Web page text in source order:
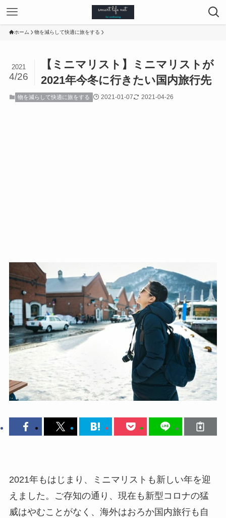
ホーム 物を減らして快適に旅をする
【ミニマリスト】ミニマリストが
2021年今冬に行きたい国内旅行先
2021
4/26
物を減らして快適に旅をする 2021-01-07 2021-04-26
2021年もはじまり、ミニマリストも新しい年を迎
えました。ご存知の通り、現在も新型コロナの猛
威はやむことがなく、海外はおろか国内旅行も自